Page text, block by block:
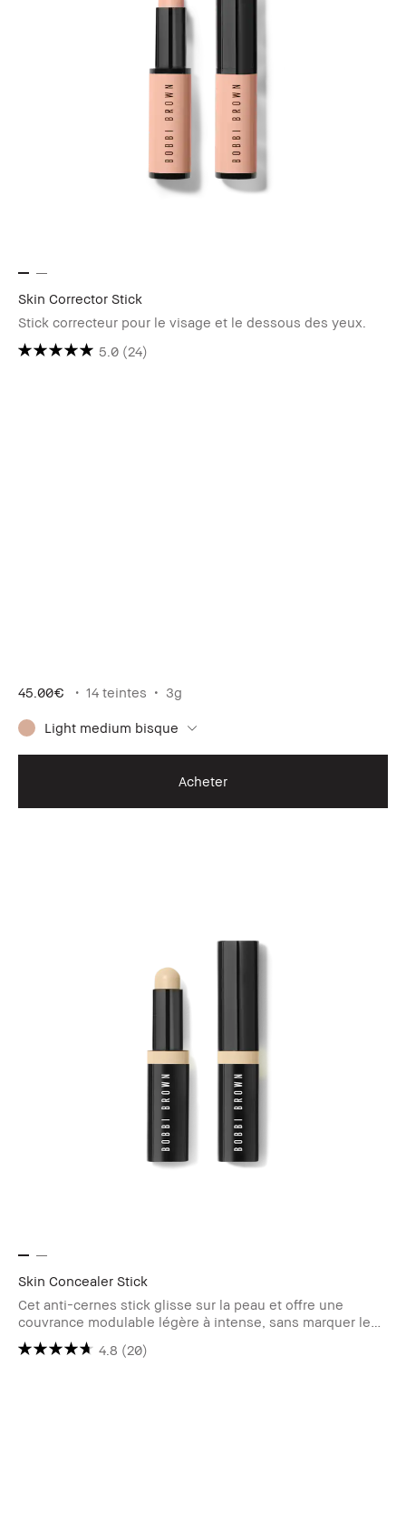
Skin Corrector Stick
Stick correcteur pour le visage et le dessous des yeux.
5.0 (24)
45.00€ 14 teintes 3g
Light medium bisque
Acheter
Skin Concealer Stick
Cet anti-cernes stick glisse sur la peau et offre une
couvrance modulable légère à intense, sans marquer les
rides.
4.8 (20)